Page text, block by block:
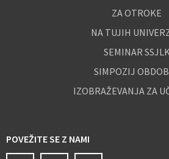
ZA OTROKE
NA TUJIH
SEMINAR
SIMPOZIJ
IZOBRAŽEVANJA ZA
POVEŽITE SE Z NAMI